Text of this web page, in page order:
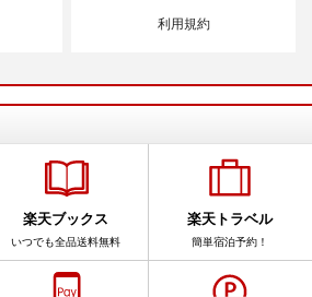
利用規約
楽天ブックス
いつでも全品送料無料
楽天トラベル
簡単宿泊予約！